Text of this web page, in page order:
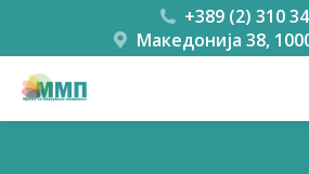
+389 (2) 310
Македонија 38,